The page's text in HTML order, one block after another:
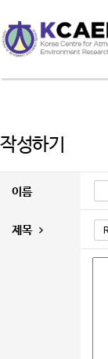
작성하기
이름
제목